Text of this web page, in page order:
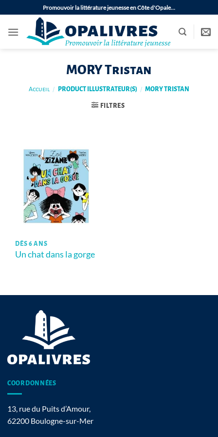
au
contenu
Promouvoir la littérature jeunesse en Côte d'Opale…
MORY Tristan
Accueil / PRODUCT ILLUSTRATEUR(S) / MORY TRISTAN
FILTRES
DÈS 6 ANS
Un chat dans la gorge
COORDONNÉES
13, rue du Puits d’Amour,
62200 Boulogne-sur-Mer